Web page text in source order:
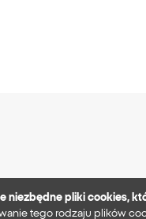
niezbędne pliki cookies,
tego rodzaju plików